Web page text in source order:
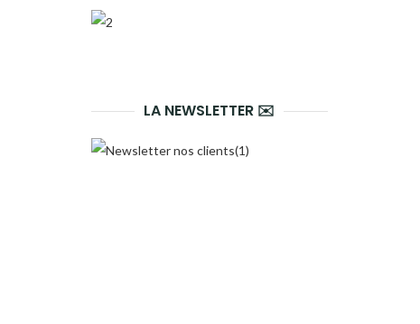
LA NEWSLETTER ✉️